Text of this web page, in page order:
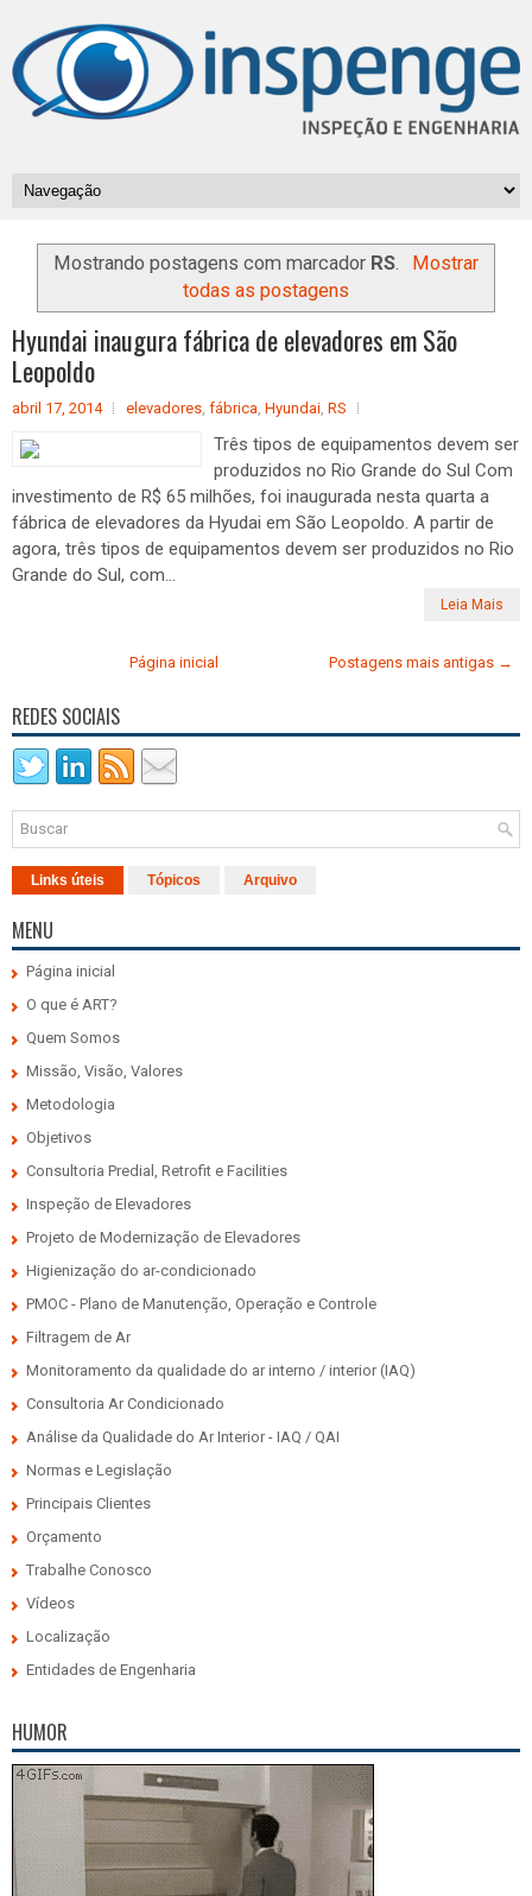
Mostrando postagens com marcador RS.
Mostrar
todas as postagens
Hyundai inaugura fábrica de elevadores em São
Leopoldo
abril 17, 2014 elevadores fábrica Hyundai RS
Três tipos de equipamentos devem ser
produzidos no Rio Grande do Sul Com
investimento de R$ 65 milhões, foi inaugurada nesta quarta a
fábrica de elevadores da Hyudai em São Leopoldo. A partir de
agora, três tipos de equipamentos devem ser produzidos no Rio
Grande do Sul, com...
Leia Mais
Postagens mais antigas →
Página inicial
REDES SOCIAIS
Links úteis Tópicos Arquivo
MENU
Página inicial
O que é ART?
Quem Somos
Missão, Visão, Valores
Metodologia
Objetivos
Consultoria Predial, Retrofit e Facilities
Inspeção de Elevadores
Projeto de Modernização de Elevadores
Higienização do ar-condicionado
PMOC - Plano de Manutenção, Operação e Controle
Filtragem de Ar
Monitoramento da qualidade do ar interno / interior (IAQ)
Consultoria Ar Condicionado
Análise da Qualidade do Ar Interior - IAQ / QAI
Normas e Legislação
Principais Clientes
Orçamento
Trabalhe Conosco
Vídeos
Localização
Entidades de Engenharia
HUMOR